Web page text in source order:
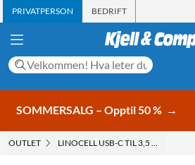
PRIVATPERSON BEDRIFT
SOMMERSALG – Opptil 50 % →
OUTLET LINOCELL USB-C TIL 3,5 MM-KABEL